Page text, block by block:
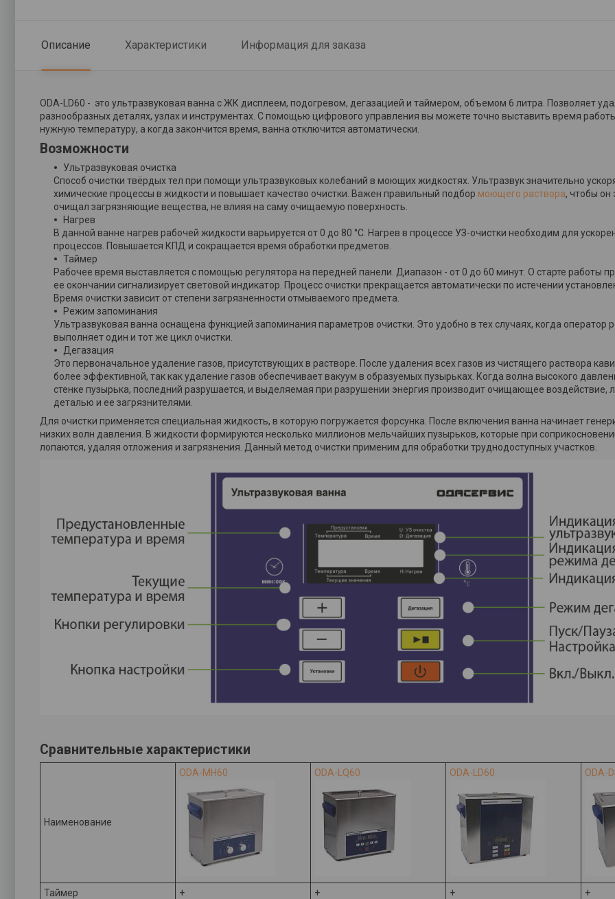
Описание Характеристики Информация для заказа
ODA-LD60 - это ультразвуковая ванна с ЖК дисплеем, подогревом, дегазацией и таймером, объемом 6 литра. Позволяет
разнообразных деталях, узлах и инструментах. С помощью цифрового управления вы можете точно выставить время
нужную температуру, а когда закончится время, ванна отключится автоматически.
Возможности
Ультразвуковая очистка
Способ очистки твёрдых тел при помощи ультразвуковых колебаний в моющих жидкостях. Ультразвук значительно
химические процессы в жидкости и повышает качество очистки. Важен правильный подбор моющего раствора, чтобы
очищал загрязняющие вещества, не влияя на саму очищаемую поверхность.
Нагрев
В данной ванне нагрев рабочей жидкости варьируется от 0 до 80 °С. Нагрев в процессе УЗ-очистки необходим для
процессов. Повышается КПД и сокращается время обработки предметов.
Таймер
Рабочее время выставляется с помощью регулятора на передней панели. Диапазон - от 0 до 60 минут. О старте работы
ее окончании сигнализирует световой индикатор. Процесс очистки прекращается автоматически по истечении
Время очистки зависит от степени загрязненности отмываемого предмета.
Режим запоминания
Ультразвуковая ванна оснащена функцией запоминания параметров очистки. Это удобно в тех случаях, когда оператор
выполняет один и тот же цикл очистки.
Дегазация
Это первоначальное удаление газов, присутствующих в растворе. После удаления всех газов из чистящего раствора
более эффективной, так как удаление газов обеспечивает вакуум в образуемых пузырьках. Когда волна высокого
стенке пузырька, последний разрушается, и выделяемая при разрушении энергия производит очищающее воздействие,
деталью и ее загрязнителями.
Для очистки применяется специальная жидкость, в которую погружается форсунка. После включения ванна начинает
низких волн давления. В жидкости формируются несколько миллионов мельчайших пузырьков, которые при
лопаются, удаляя отложения и загрязнения. Данный метод очистки применим для обработки труднодоступных участков.
Сравнительные характеристики
Наименование
ODA-MH60 ODA-LQ60 ODA-LD60 ODA-
Таймер + + +
+